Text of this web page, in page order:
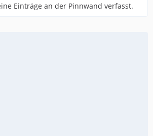
Einträge an der Pinnwand verfasst.